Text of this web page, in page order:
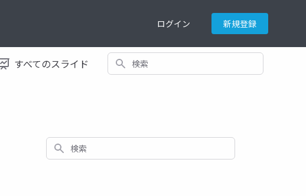
ログイン 新規登録
すべてのスライド 検索
検索